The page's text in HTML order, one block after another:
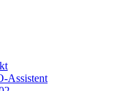
Assistent